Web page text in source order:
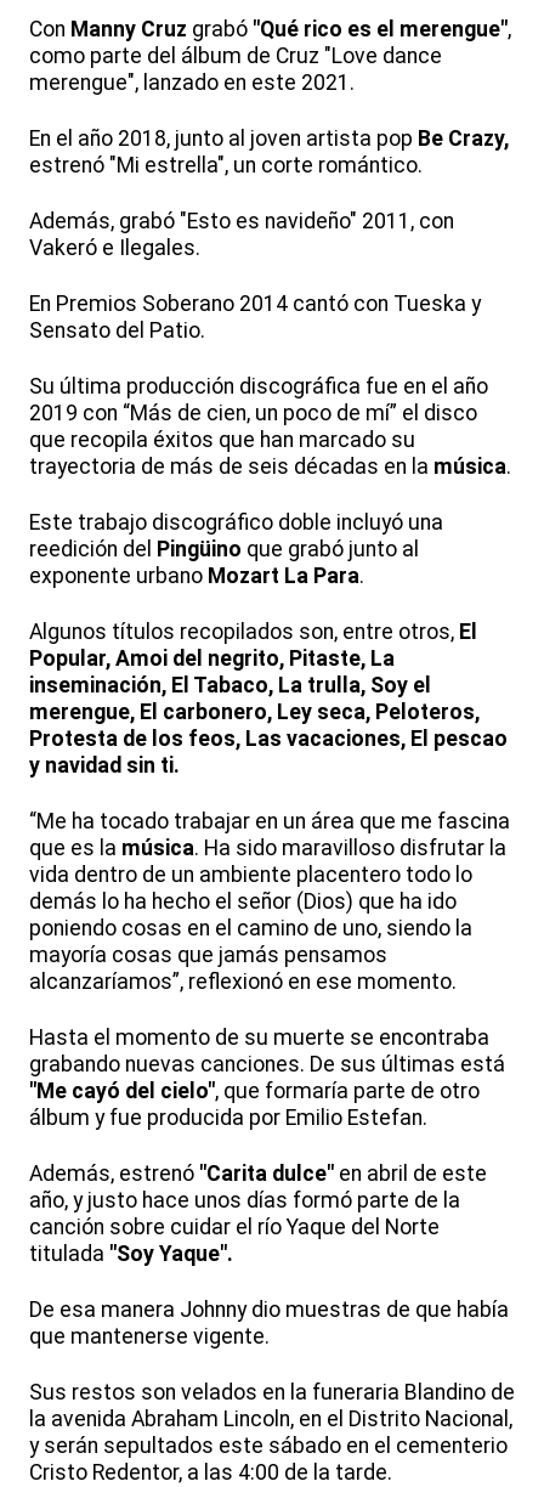
Con Manny Cruz grabó "Qué rico es el merengue",
como parte del álbum de Cruz "Love dance
merengue", lanzado en este 2021.
En el año 2018, junto al joven artista pop Be Crazy,
estrenó "Mi estrella", un corte romántico.
Además, grabó "Esto es navideño" 2011, con
Vakeró e Ilegales.
En Premios Soberano 2014 cantó con Tueska y
Sensato del Patio.
Su última producción discográfica fue en el año
2019 con “Más de cien, un poco de mí” el disco
que recopila éxitos que han marcado su
trayectoria de más de seis décadas en la música.
Este trabajo discográfico doble incluyó una
reedición del Pingüino que grabó junto al
exponente urbano Mozart La Para.
Algunos títulos recopilados son, entre otros, El
Popular, Amoi del negrito, Pitaste, La
inseminación, El Tabaco, La trulla, Soy el
merengue, El carbonero, Ley seca, Peloteros,
Protesta de los feos, Las vacaciones, El pescao
y navidad sin ti.
“Me ha tocado trabajar en un área que me fascina
que es la música. Ha sido maravilloso disfrutar la
vida dentro de un ambiente placentero todo lo
demás lo ha hecho el señor (Dios) que ha ido
poniendo cosas en el camino de uno, siendo la
mayoría cosas que jamás pensamos
alcanzaríamos”, reflexionó en ese momento.
Hasta el momento de su muerte se encontraba
grabando nuevas canciones. De sus últimas está
"Me cayó del cielo", que formaría parte de otro
álbum y fue producida por Emilio Estefan.
Además, estrenó "Carita dulce" en abril de este
año, y justo hace unos días formó parte de la
canción sobre cuidar el río Yaque del Norte
titulada "Soy Yaque".
De esa manera Johnny dio muestras de que había
que mantenerse vigente.
Sus restos son velados en la funeraria Blandino de
la avenida Abraham Lincoln, en el Distrito Nacional,
y serán sepultados este sábado en el cementerio
Cristo Redentor, a las 4:00 de la tarde.